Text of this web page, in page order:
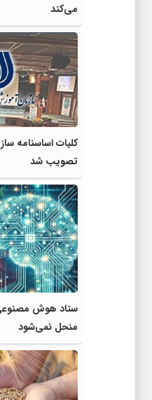
می‌کند
کلیات اساسنامه
تصویب شد
ستاد هوش مصنوعی
منحل نمی‌شود